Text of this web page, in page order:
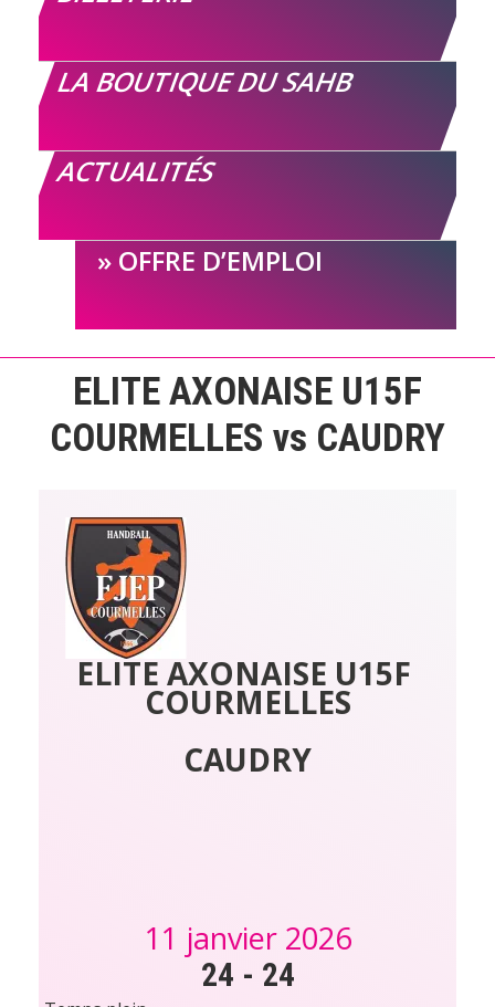
LA BOUTIQUE DU SAHB
ACTUALITÉS
OFFRE D’EMPLOI
ELITE AXONAISE U15F
COURMELLES vs CAUDRY
ELITE AXONAISE U15F
COURMELLES
CAUDRY
11 janvier 2026
24 - 24